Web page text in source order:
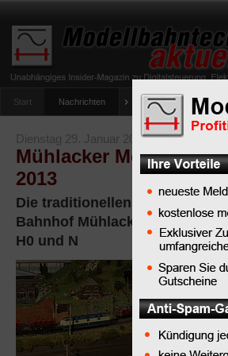
Start Nachrichten Tipps Newsletter
umfrage-viessmann-multiprotokoll-lichtdecoder
Dienstag 29. Januar 2013
Mühlacker
2013
Die traditionellen Mühlacker
Bahnhof Mühlacker bieten
H0 und N
Der